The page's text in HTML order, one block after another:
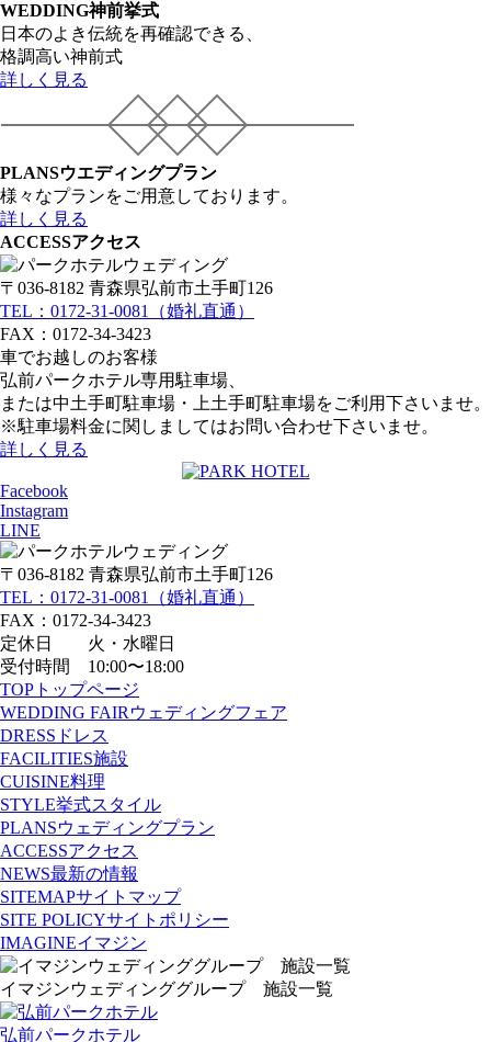
WEDDING神前挙式
日本のよき伝統を再確認できる、
格調高い神前式
詳しく見る
PLANSウエディングプラン
様々なプランをご用意しております。
詳しく見る
ACCESSアクセス
〒036-8182 青森県弘前市土手町126
TEL：0172-31-0081（婚礼直通）
FAX：0172-34-3423
車でお越しのお客様
弘前パークホテル専用駐車場、
または中土手町駐車場・上土手町駐車場をご利用下さいませ。
※駐車場料金に関しましてはお問い合わせ下さいませ。
詳しく見る
Facebook
Instagram
LINE
〒036-8182 青森県弘前市土手町126
TEL：0172-31-0081（婚礼直通）
FAX：0172-34-3423
定休日 火・水曜日
受付時間 10:00〜18:00
TOP トップページ
WEDDING FAIR ウェディングフェア
DRESS ドレス
FACILITIES施設
CUISINE料理
STYLE挙式スタイル
PLANSウェディングプラン
ACCESSアクセス
NEWS最新の情報
SITEMAPサイトマップ
SITE POLICYサイトポリシー
IMAGINEイマジン
イマジンウェディンググループ 施設一覧
弘前パークホテル